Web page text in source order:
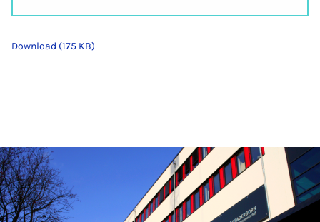
Download (175 KB)